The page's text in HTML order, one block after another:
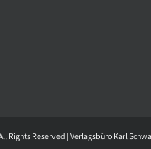
Rights Reserved | Verlagsbüro Karl